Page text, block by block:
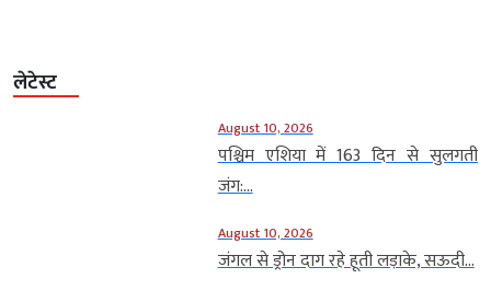
लेटेस्ट
August 10, 2026
पश्चिम एशिया में 163 दिन से सुलगती
जंग:...
August 10, 2026
जंगल से ड्रोन दाग रहे हूती लड़ाके, सऊदी...